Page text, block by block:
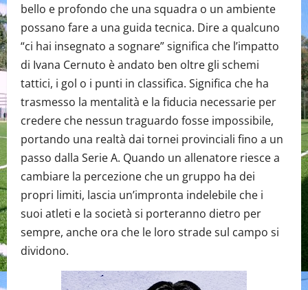
bello e profondo che una squadra o un ambiente
possano fare a una guida tecnica. Dire a qualcuno
“ci hai insegnato a sognare” significa che l’impatto
di Ivana Cernuto è andato ben oltre gli schemi
tattici, i gol o i punti in classifica. Significa che ha
trasmesso la mentalità e la fiducia necessarie per
credere che nessun traguardo fosse impossibile,
portando una realtà dai tornei provinciali fino a un
passo dalla Serie A. Quando un allenatore riesce a
cambiare la percezione che un gruppo ha dei
propri limiti, lascia un’impronta indelebile che i
suoi atleti e la società si porteranno dietro per
sempre, anche ora che le loro strade sul campo si
dividono.